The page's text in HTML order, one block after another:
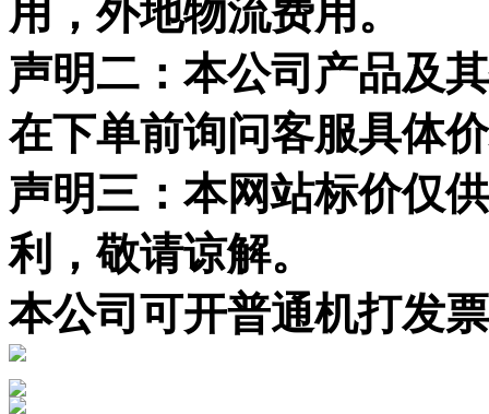
用，外地物流费用。
声明二：本公司产品及
在下单前询问客服具体
声明三：本网站标价仅
利，敬请谅解。
本公司可开普通机打发